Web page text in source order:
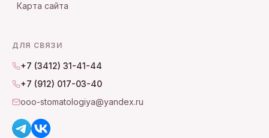
Карта сайта
ДЛЯ СВЯЗИ
+7 (3412) 31-41-44
+7 (912) 017-03-40
ooo-stomatologiya@yandex.ru